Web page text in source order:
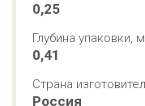
0,25
Глубина упаковки, м
0,41
Страна
Россия